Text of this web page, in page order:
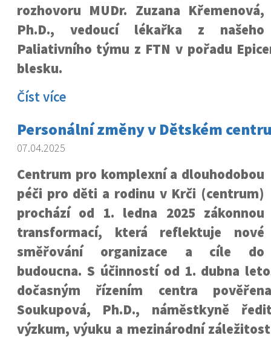
rozhovoru MUDr. Zuzana Křemenová,
Ph.D., vedoucí lékařka z našeho
Paliativního týmu z FTN v pořadu
blesku.
Číst více
Personální změny v Dětském
07.04.2025
Centrum pro komplexní a dlouhodobou
péči pro děti a rodinu v Krči (centrum)
prochází od 1. ledna 2025 zákonnou
transformací, která reflektuje nové
směřování organizace a cíle do
budoucna. S účinností od 1. dubna
dočasným řízením centra
Soukupová, Ph.D., náměstkyně
výzkum, výuku a mezinárodní